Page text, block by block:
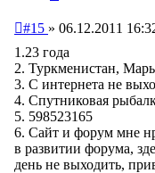
Непрочитанное
#15 » 06.12.2011
1.23 года
2. Туркменистан,
3. С интернета не
4. Спутниковая
5. 598523165
6. Сайт и форум мне
в развитии форума,
день не выходить,